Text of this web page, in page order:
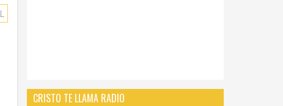
CRISTO TE LLAMA RADIO